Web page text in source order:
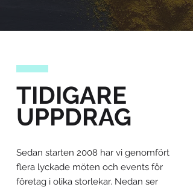
TIDIGARE
UPPDRAG
Sedan starten 2008 har vi genomfört
flera lyckade möten och events för
företag i olika storlekar. Nedan ser